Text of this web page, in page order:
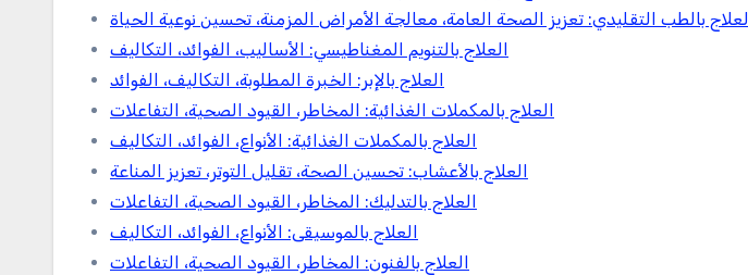
بالطب التقليدي: تعزيز الصحة العامة، معالجة الأمراض المزمنة، تحسين نوعية الحياة
العلاج بالتنويم المغناطيسي: الأساليب، الفوائد، التكاليف
العلاج بالإبر: الخبرة المطلوبة، التكاليف، الفوائد
العلاج بالمكملات الغذائية: المخاطر، القيود الصحية، التفاعلات
العلاج بالمكملات الغذائية: الأنواع، الفوائد، التكاليف
العلاج بالأعشاب: تحسين الصحة، تقليل التوتر، تعزيز المناعة
العلاج بالتدليك: المخاطر، القيود الصحية، التفاعلات
العلاج بالموسيقى: الأنواع، الفوائد، التكاليف
العلاج بالفنون: المخاطر، القيود الصحية، التفاعلات